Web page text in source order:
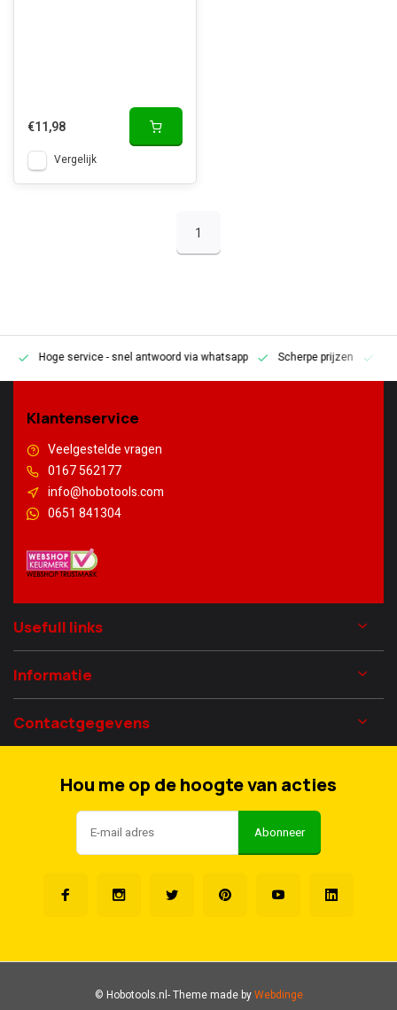
€11,98
Vergelijk
1
Hoge service- snel antwoord via whatsapp Scherpe prijzen
Klantenservice
Veelgestelde vragen
0167 562177
info@hobotools.com
0651 841304
Usefull links
Informatie
Contactgegevens
Hou me op de hoogte van acties
Abonneer
© Hobotools.nl- Theme made byWebdinge